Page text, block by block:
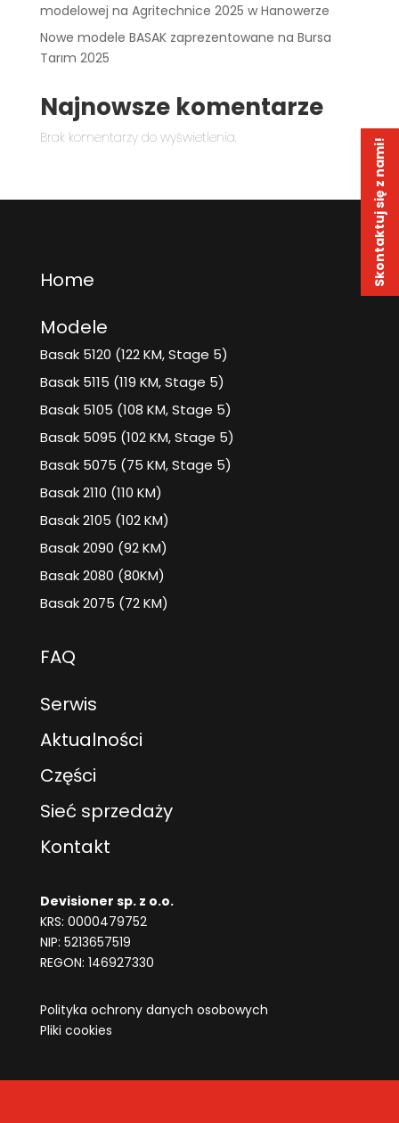
modelowej na Agritechnice 2025 w Hanowerze
Nowe modele BASAK zaprezentowane na Bursa
Tarım 2025
Najnowsze komentarze
Brak komentarzy do wyświetlenia.
Home
Modele
Basak 5120 (122 KM, Stage 5)
Basak 5115 (119 KM, Stage 5)
Basak 5105 (108 KM, Stage 5)
Basak 5095 (102 KM, Stage 5)
Basak 5075 (75 KM, Stage 5)
Basak 2110 (110 KM)
Basak 2105 (102 KM)
Basak 2090 (92 KM)
Basak 2080 (80KM)
Basak 2075 (72 KM)
FAQ
Serwis
Aktualności
Części
Sieć sprzedaży
Kontakt
Devisioner sp. z o.o.
KRS: 0000479752
NIP: 5213657519
REGON: 146927330
Polityka ochrony danych osobowych
Pliki cookies
Skontaktuj się z nami!